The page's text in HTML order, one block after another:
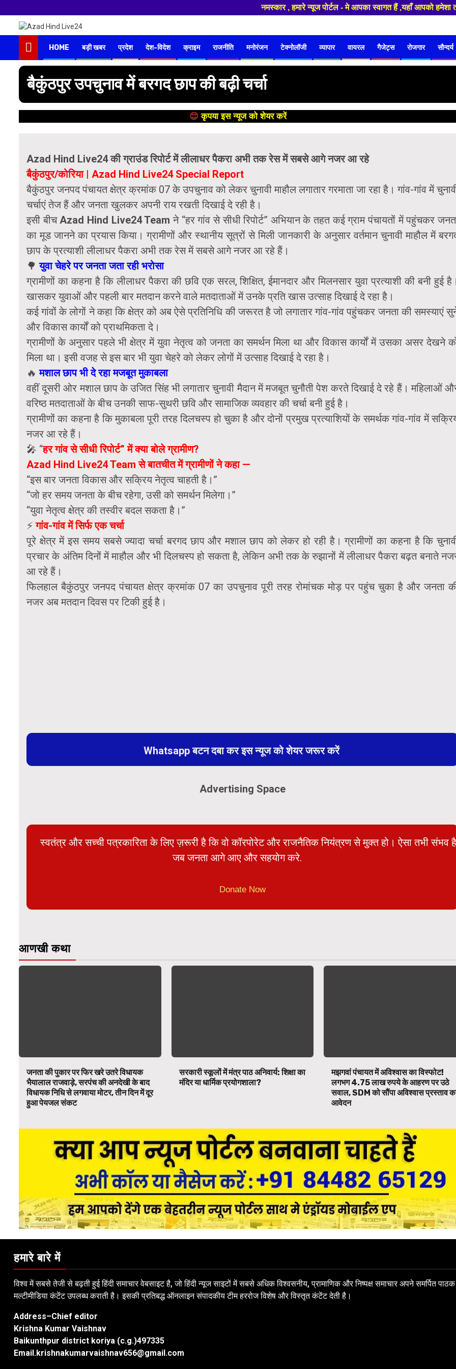
नमस्कार , हमारे न्यूज पोर्टल - मे आपका स्वागत हैं ,यहाँ आपको हमेशा ताजा
HOME बड़ी खबर प्रदेश देश-विदेश क्राइम राजनीति मनोरंजन टेक्नोलॉजी व्यापार वायरल गैजेट्स रोजगार सौन्दर्य
बैकुंठपुर उपचुनाव में बरगद छाप की बढ़ी चर्चा
😊 कृपया इस न्यूज को शेयर करें
Azad Hind Live24 की ग्राउंड रिपोर्ट में लीलाधर पैकरा अभी तक रेस में सबसे आगे नजर आ रहे
बैकुंठपुर/कोरिया | Azad Hind Live24 Special Report
बैकुंठपुर जनपद पंचायत क्षेत्र क्रमांक 07 के उपचुनाव को लेकर चुनावी माहौल लगातार गरमाता जा रहा है। गांव-गांव में
चर्चाएं तेज हैं और जनता खुलकर अपनी राय रखती दिखाई दे रही है।
इसी बीचAzad Hind Live24 Team ने “हर गांव से सीधी रिपोर्ट” अभियान के तहत कई ग्राम पंचायतों में पहुंचकर
का मूड जानने का प्रयास किया। ग्रामीणों और स्थानीय सूत्रों से मिली जानकारी के अनुसार वर्तमान चुनावी माहौल में
छाप के प्रत्याशी लीलाधर पैकरा अभी तक रेस में सबसे आगे नजर आ रहे हैं।
🌳युवा चेहरे पर जनता जता रही भरोसा
ग्रामीणों का कहना है कि लीलाधर पैकरा की छवि एक सरल, शिक्षित, ईमानदार और मिलनसार युवा प्रत्याशी की बनी हुई
खासकर युवाओं और पहली बार मतदान करने वाले मतदाताओं में उनके प्रति खास उत्साह दिखाई दे रहा है।
कई गांवों के लोगों ने कहा कि क्षेत्र को अब ऐसे प्रतिनिधि की जरूरत है जो लगातार गांव-गांव पहुंचकर जनता की समस्याएं
और विकास कार्यों को प्राथमिकता दे।
ग्रामीणों के अनुसार पहले भी क्षेत्र में युवा नेतृत्व को जनता का समर्थन मिला था और विकास कार्यों में उसका असर देखने
मिला था। इसी वजह से इस बार भी युवा चेहरे को लेकर लोगों में उत्साह दिखाई दे रहा है।
🔥मशाल छाप भी दे रहा मजबूत मुकाबला
वहीं दूसरी ओर मशाल छाप के उजित सिंह भी लगातार चुनावी मैदान में मजबूत चुनौती पेश करते दिखाई दे रहे हैं। महिलाओं
वरिष्ठ मतदाताओं के बीच उनकी साफ-सुथरी छवि और सामाजिक व्यवहार की चर्चा बनी हुई है।
ग्रामीणों का कहना है कि मुकाबला पूरी तरह दिलचस्प हो चुका है और दोनों प्रमुख प्रत्याशियों के समर्थक गांव-गांव में
नजर आ रहे हैं।
🎤 “हर गांव से सीधी रिपोर्ट” में क्या बोले ग्रामीण?
Azad Hind Live24 Team से बातचीत में ग्रामीणों ने कहा —
“इस बार जनता विकास और सक्रिय नेतृत्व चाहती है।”
“जो हर समय जनता के बीच रहेगा, उसी को समर्थन मिलेगा।”
“युवा नेतृत्व क्षेत्र की तस्वीर बदल सकता है।”
⚡गांव-गांव में सिर्फ एक चर्चा
पूरे क्षेत्र में इस समय सबसे ज्यादा चर्चा बरगद छाप और मशाल छाप को लेकर हो रही है। ग्रामीणों का कहना है कि
प्रचार के अंतिम दिनों में माहौल और भी दिलचस्प हो सकता है, लेकिन अभी तक के रुझानों में लीलाधर पैकरा बढ़त बनाते
आ रहे हैं।
फिलहाल बैकुंठपुर जनपद पंचायत क्षेत्र क्रमांक 07 का उपचुनाव पूरी तरह रोमांचक मोड़ पर पहुंच चुका है और जनता
नजर अब मतदान दिवस पर टिकी हुई है।
Whatsapp बटन दबा कर इस न्यूज को शेयर जरूर करें
Advertising Space
स्वतंत्र और सच्ची पत्रकारिता के लिए ज़रूरी है कि वो कॉरपोरेट और राजनैतिक नियंत्रण से मुक्त हो। ऐसा तभी संभव है
जब जनता आगे आए और सहयोग करे.
Donate Now
आणखी कथा
जनता की पुकार पर फिर खरे उतरे विधायक
भैयालाल राजवाड़े, सरपंच की अनदेखी के बाद
विधायक निधि से लगवाया मोटर, तीन दिन में दूर
हुआ पेयजल संकट
सरकारी स्कूलों में मंत्र पाठ अनिवार्य: शिक्षा का
मंदिर या धार्मिक प्रयोगशाला?
मझगवां पंचायत में अविश्वास का विस्फोट!
लगभग 4.75 लाख रुपये के आहरण पर उठे
सवाल, SDM को सौंपा अविश्वास प्रस्ताव
आवेदन
हमारे बारे में
विश्व में सबसे तेजी से बढ़ती हुई हिंदी समाचार वेबसाइट है, जो हिंदी न्यूज साइटों में सबसे अधिक विश्वसनीय, प्रामाणिक और निष्पक्ष समाचार अपने समर्पित
मल्टीमीडिया कंटेंट उपलब्ध कराती है। इसकी प्रतिबद्ध ऑनलाइन संपादकीय टीम हररोज विशेष और विस्तृत कंटेंट देती है।
Address–Chief editor
Krishna Kumar Vaishnav
Baikunthpur district koriya (c.g.)497335
Email.krishnakumarvaishnav656@gmail.com